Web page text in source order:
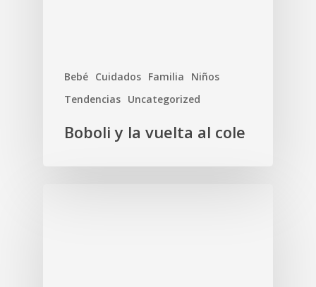
Bebé Cuidados Familia
Niños
Tendencias Uncategorized
Boboli y la vuelta al cole